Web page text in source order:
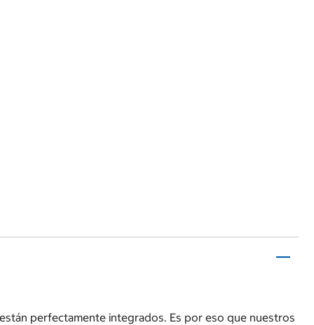
perfectamente integrados. Es por eso que nuestros